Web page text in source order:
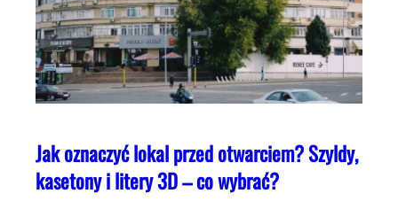
Jak oznaczyć lokal przed otwarciem? Szyldy,
kasetony i litery 3D – co wybrać?